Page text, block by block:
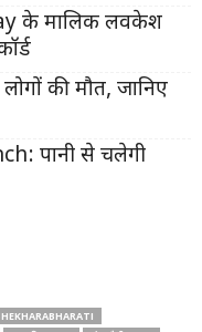
के मालिक लवकेश
की मौत, जानिए
पानी से चलेगी